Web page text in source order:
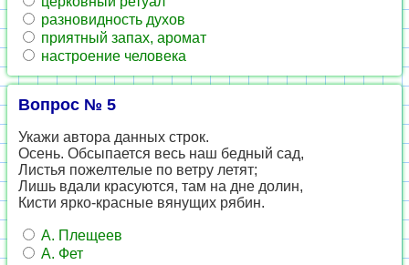
разновидность духов
приятный запах, аромат
настроение человека
Вопрос № 5
Укажи автора данных строк.
Осень. Обсыпается весь наш бедный сад,
Листья пожелтелые по ветру летят;
Лишь вдали красуются, там на дне долин,
Кисти ярко-красные вянущих рябин.
А. Плещеев
А. Фет